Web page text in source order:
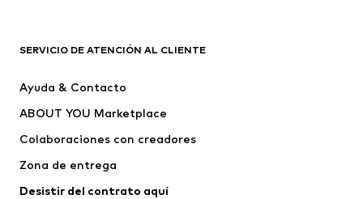
Vestidos
Camisetas y tops
Chaquetas
Jerséis y punto
Ropa interior
Abrigos
SERVICIO DE ATENCIÓN AL CLIENTE
Ayuda & Contacto
ABOUT YOU Marketplace
Colaboraciones con creadores
Zona de entrega
Desistir del contrato aquí